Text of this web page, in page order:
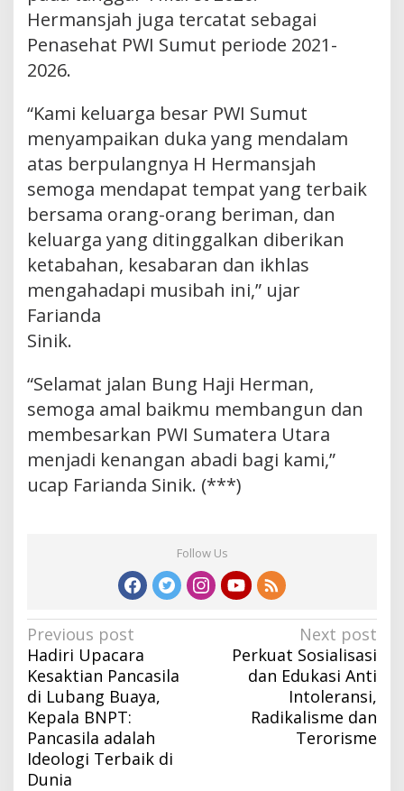
Hermansjah juga tercatat sebagai
Penasehat PWI Sumut periode 2021-
2026.
“Kami keluarga besar PWI Sumut
menyampaikan duka yang mendalam
atas berpulangnya H Hermansjah
semoga mendapat tempat yang terbaik
bersama orang-orang beriman, dan
keluarga yang ditinggalkan diberikan
ketabahan, kesabaran dan ikhlas
mengahadapi musibah ini,” ujar
Farianda
Sinik.
“Selamat jalan Bung Haji Herman,
semoga amal baikmu membangun dan
membesarkan PWI Sumatera Utara
menjadi kenangan abadi bagi kami,”
ucap Farianda Sinik. (***)
Follow Us
Post
navigation
Previous post
Hadiri Upacara
Kesaktian Pancasila
di Lubang Buaya,
Kepala BNPT:
Pancasila adalah
Ideologi Terbaik di
Dunia
Next post
Perkuat Sosialisasi
dan Edukasi Anti
Intoleransi,
Radikalisme dan
Terorisme